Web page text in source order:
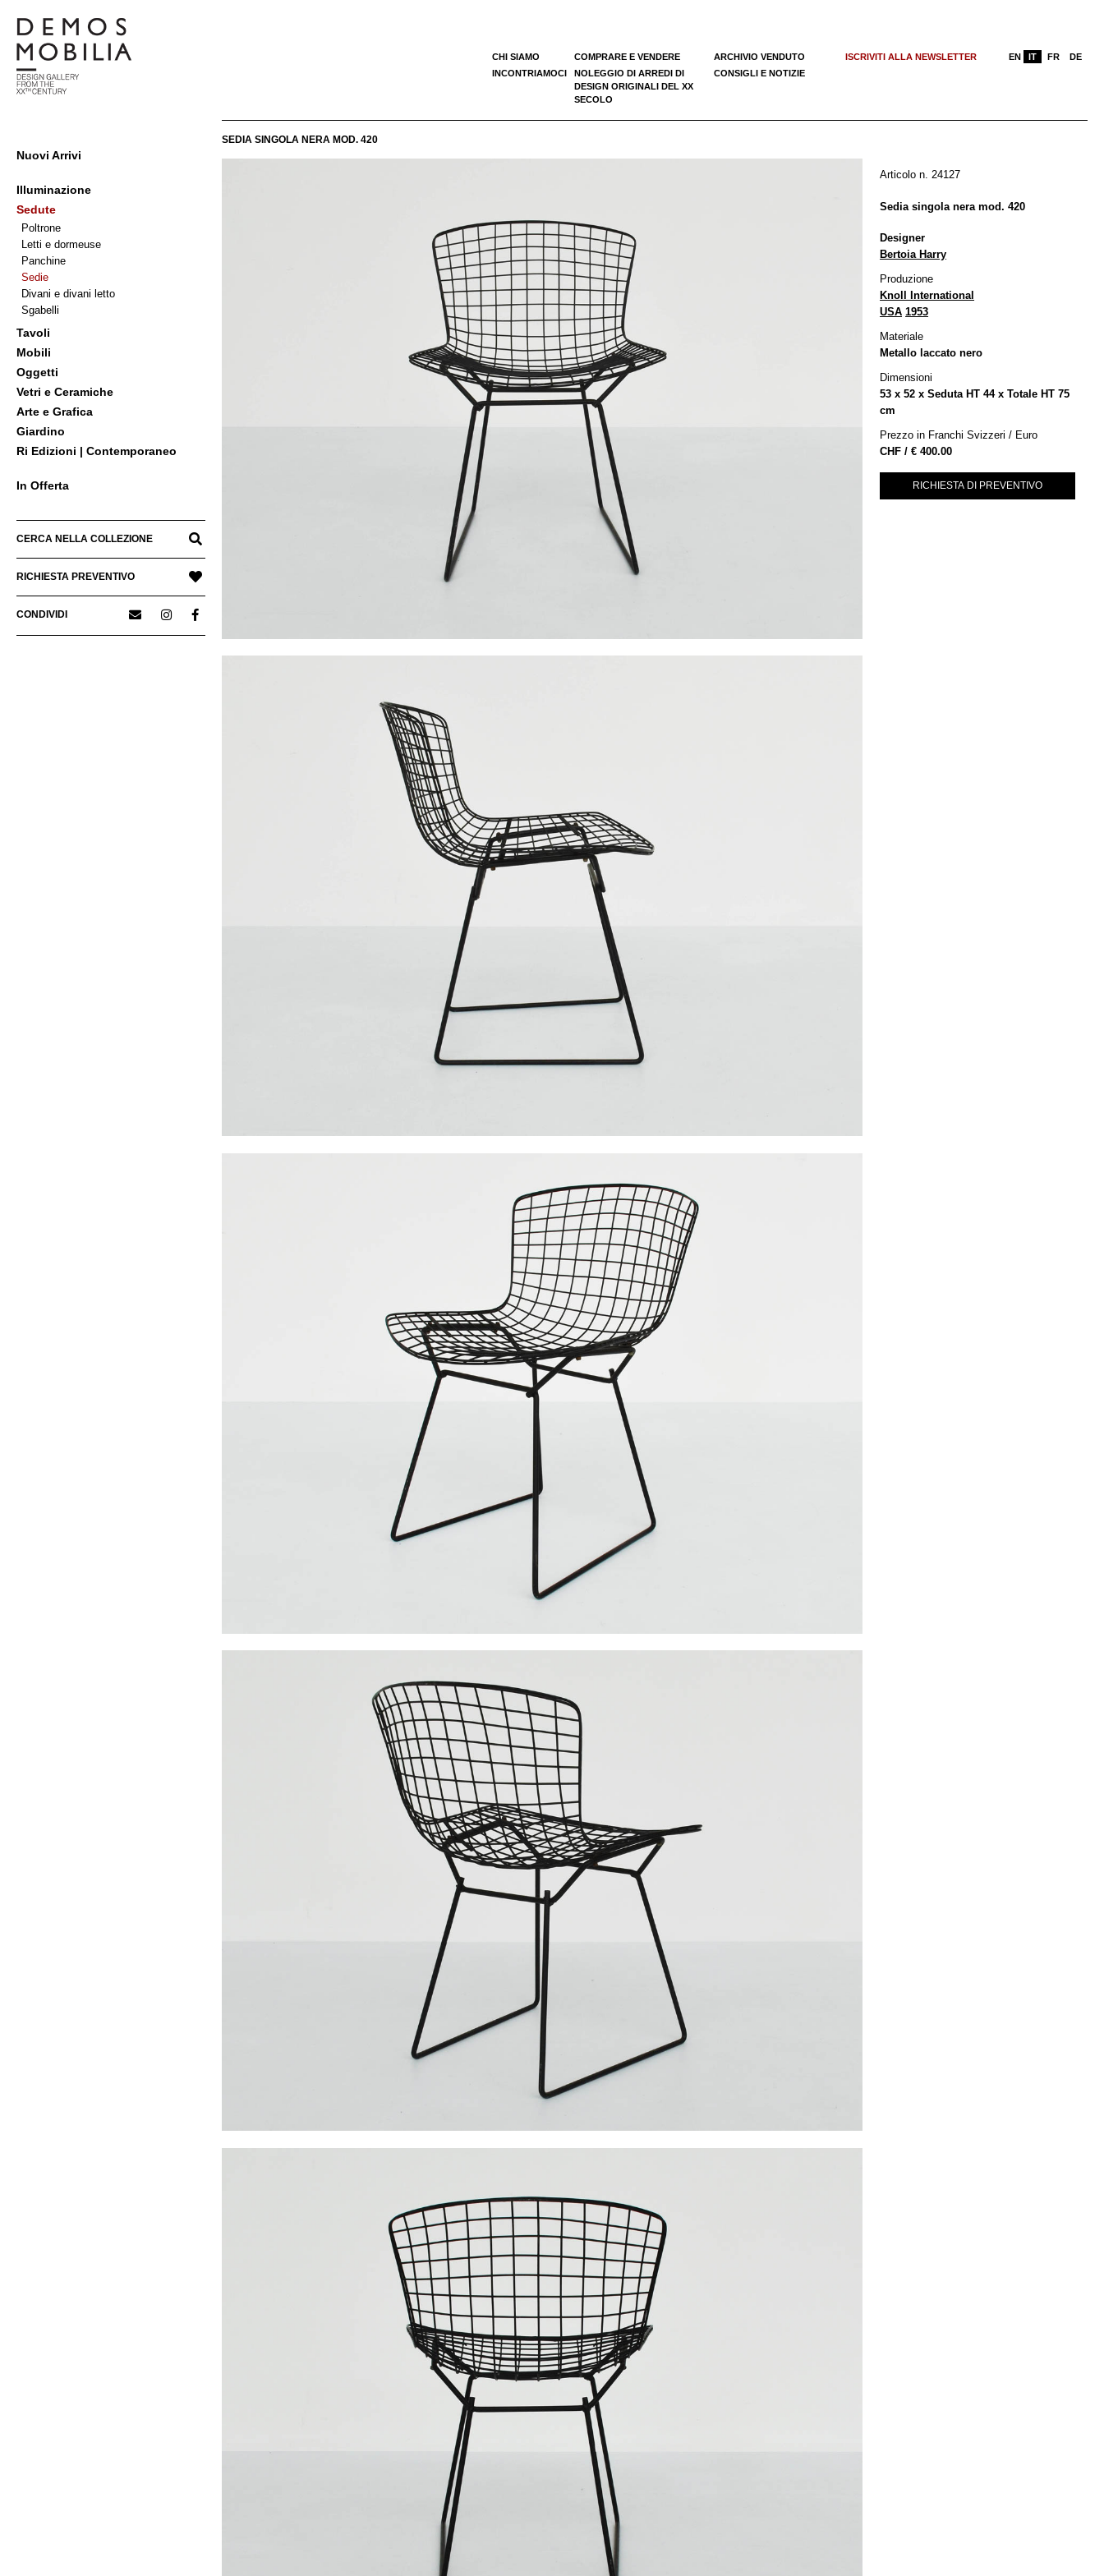
contenuto
Menu
di
navigzione
Nuovi Arrivi
Illuminazione
Sedute
Poltrone
Letti e dormeuse
Panchine
Sedie
Divani e divani letto
Sgabelli
Tavoli
Mobili
Oggetti
Vetri e Ceramiche
Arte e Grafica
Giardino
Ri Edizioni | Contemporaneo
In Offerta
CERCA NELLA COLLEZIONE
RICHIESTA PREVENTIVO
CONDIVIDI
CHI SIAMO COMPRARE E VENDERE ARCHIVIO VENDUTO
ISCRIVITI ALLA NEWSLETTER
INCONTRIAMOCI
NOLEGGIO DI ARREDI DI
DESIGN ORIGINALI DEL XX
SECOLO
CONSIGLI E NOTIZIE
EN IT FR DE
SEDIA SINGOLA NERA MOD. 420
Articolo n. 24127
Sedia singola nera mod. 420
Designer
Bertoia Harry
Produzione
Knoll International
USA 1953
Materiale
Metallo laccato nero
Dimensioni
53 x 52 x Seduta HT 44 x Totale HT 75
cm
Prezzo in Franchi Svizzeri / Euro
€ 400.00
RICHIESTA DI PREVENTIVO